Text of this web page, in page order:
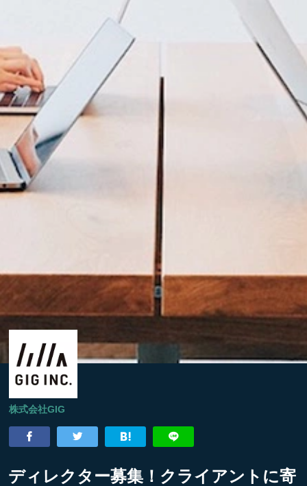
株式会社GIG
ディレクター募集！クライアントに寄